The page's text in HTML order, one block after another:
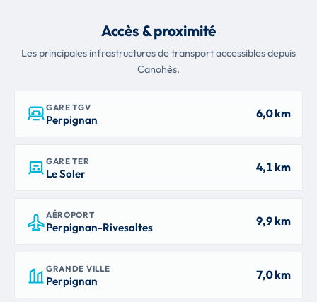
Accès & proximité
Les principales infrastructures de transport accessibles depuis
Canohès.
GARE TGV
Perpignan 6,0 km
GARE TER
Le Soler 4,1 km
AÉROPORT
Perpignan-Rivesaltes 9,9 km
GRANDE VILLE
Perpignan 7,0 km